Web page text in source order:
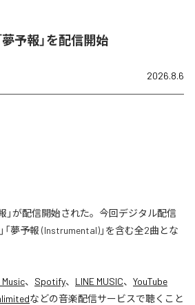
夢予報」を配信開始
2026.8.6
」が配信開始された。今回デジタル配信
「夢予報 (Instrumental)」を含む全2曲とな
、 Spotify、 LINE MUSIC、 YouTube
などの音楽配信サービスで聴くこと